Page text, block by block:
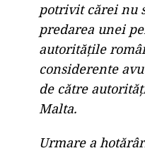
potrivit cărei nu
predarea unei
autoritățile
considerente
de către
Malta.
Urmare a